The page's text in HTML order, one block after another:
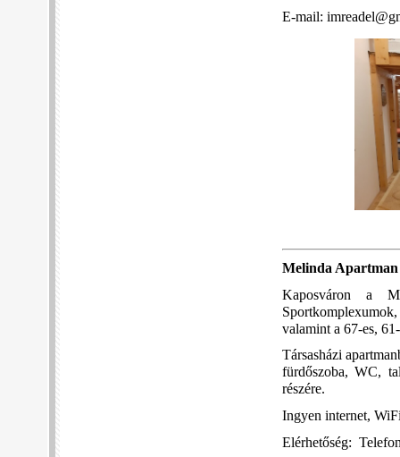
E-mail:
Melinda Apartman
Kaposváron a
valamint a 67-es,
Társasházi
fürdőszoba, WC,
részére.
Ingyen internet,
Elérhetőség: